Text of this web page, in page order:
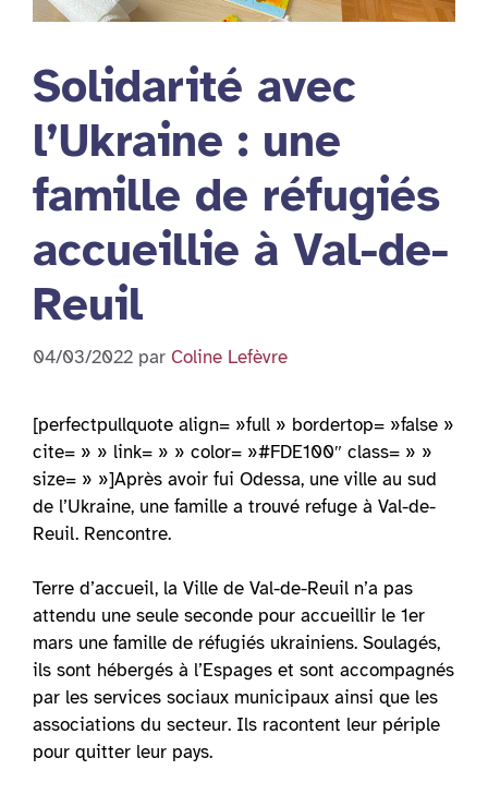
Solidarité avec
l’Ukraine : une
famille de réfugiés
accueillie à Val-de-
Reuil
04/03/2022 par Coline Lefèvre
[perfectpullquote align= »full » bordertop= »false »
cite= » » link= » » color= »#FDE100″ class= » »
size= » »]Après avoir fui Odessa, une ville au sud
de l’Ukraine, une famille a trouvé refuge à Val-de-
Reuil. Rencontre.
Terre d’accueil, la Ville de Val-de-Reuil n’a pas
attendu une seule seconde pour accueillir le 1er
mars une famille de réfugiés ukrainiens. Soulagés,
ils sont hébergés à l’Espages et sont accompagnés
par les services sociaux municipaux ainsi que les
associations du secteur. Ils racontent leur périple
pour quitter leur pays.